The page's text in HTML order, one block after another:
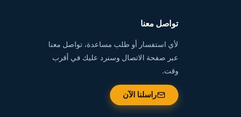
تواصل معنا
لأي استفسار أو طلب مساعدة، تواصل معنا
عبر صفحة الاتصال وسنرد عليك في أقرب
وقت.
راسلنا الآن